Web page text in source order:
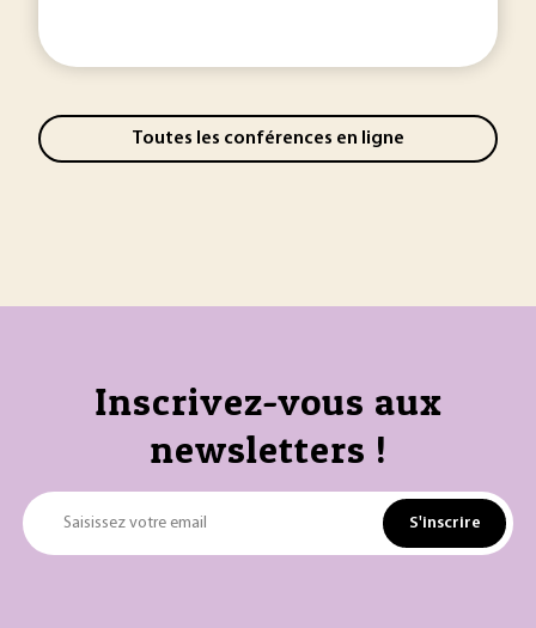
Toutes les conférences en ligne
Inscrivez-vous aux
newsletters !
Saisissez votre email S'inscrire